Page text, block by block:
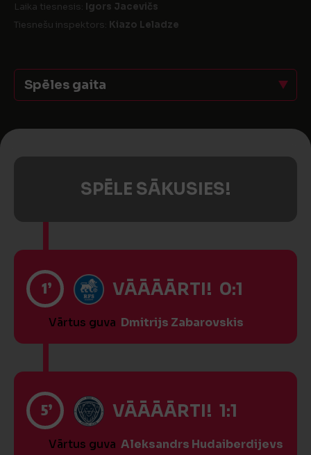
Laika tiesnesis: Igors Jacevičs
Tiesnešu inspektors: Kiazo Leladze
Spēles gaita
SPĒLE SĀKUSIES!
1’ VĀĀĀĀRTI! 0:1
Vārtus guva Dmitrijs Zabarovskis
5’ VĀĀĀĀRTI! 1:1
Vārtus guva Aleksandrs Hudaiberdijevs